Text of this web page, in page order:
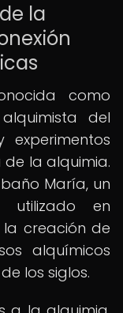
la
como
del
la alquimia.
María, un
utilizado en
creación de
alquímicos
los siglos.